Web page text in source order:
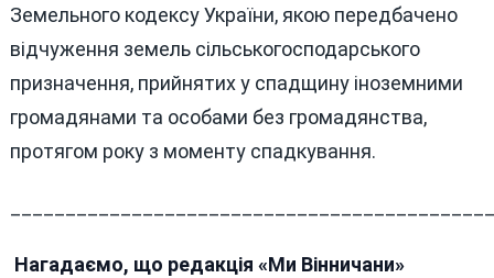
Земельного кодексу України, якою передбачено
відчуження земель сільськогосподарського
призначення, прийнятих у спадщину іноземними
громадянами та особами без громадянства,
протягом року з моменту спадкування.
Нагадаємо, що редакція «Ми Вінничани»